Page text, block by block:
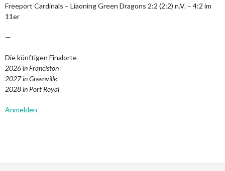
Freeport Cardinals – Liaoning Green Dragons 2:2 (2:2) n.V. – 4:2 im
11er
—
Die künftigen Finalorte
2026 in Franciston
2027 in Greenville
2028 in Port Royal
Anmelden